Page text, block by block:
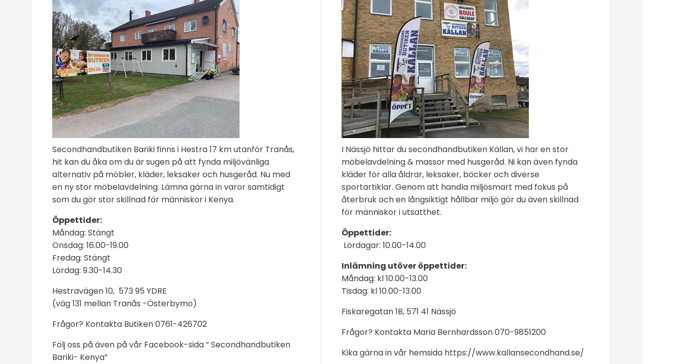
Secondhandbutiken Bariki finns i Hestra 17 km utanför Tranås,
hit kan du åka om du är sugen på att fynda miljövänliga
alternativ på möbler, kläder, leksaker och husgeråd. Nu med
en ny stor möbelavdelning. Lämna gärna in varor samtidigt
som du gör stor skillnad för människor i Kenya.
Öppettider:
Måndag: Stängt
Onsdag: 16.00-19.00
Fredag: Stängt
Lördag: 9.30-14.30
Hestravägen 10, 573 95 YDRE
(väg 131 mellan Tranås -Österbymo)
Frågor? Kontakta Butiken 0761-426702
Följ oss på även på vår Facebook-sida ”Secondhandbutiken
Bariki- Kenya”
I Nässjö hittar du secondhandbutiken Källan, vi har en stor
möbelavdelning & massor med husgeråd. Ni kan även fynda
kläder för alla åldrar, leksaker, böcker och diverse
sportartiklar. Genom att handla miljösmart med fokus på
återbruk och en långsiktigt hållbar miljö gör du även skillnad
för människor i utsatthet.
Öppettider:
Lördagar: 10.00-14.00
Inlämning utöver öppettider:
Måndag: kl 10.00-13.00
Tisdag: kl 10.00-13.00
Fiskaregatan 1B, 571 41 Nässjö
Frågor? Kontakta Maria Bernhardsson 070-9851200
Kika gärna in vår hemsida https://www.kallansecondhand.se/